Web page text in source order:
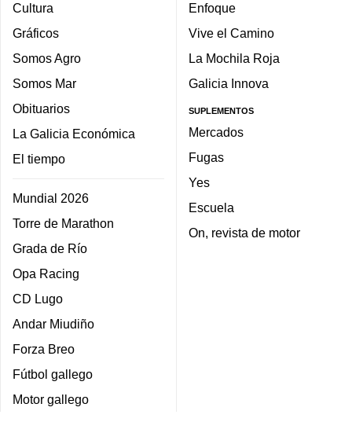
Cultura
Gráficos
Somos Agro
Somos Mar
Obituarios
La Galicia Económica
El tiempo
Mundial 2026
Torre de Marathon
Grada de Río
Opa Racing
CD Lugo
Andar Miudiño
Forza Breo
Fútbol gallego
Motor gallego
Enfoque
Vive el Camino
La Mochila Roja
Galicia Innova
SUPLEMENTOS
Mercados
Fugas
Yes
Escuela
On, revista de motor